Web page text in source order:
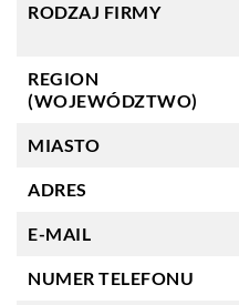
RODZAJ FIRMY
REGION
(WOJEWÓDZTWO)
MIASTO
ADRES
E-MAIL
NUMER TELEFONU